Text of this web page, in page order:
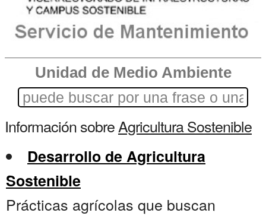
Unidad de Medio Ambiente
Información sobreAgricultura Sostenible
Desarrollo de Agricultura
Sostenible
Prácticas agrícolas que buscan